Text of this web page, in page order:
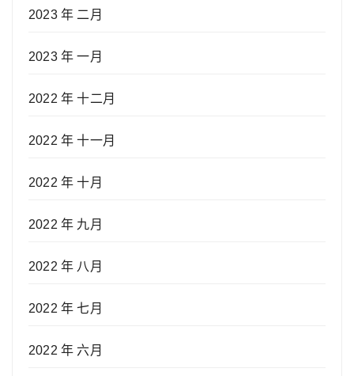
2023 年 二月
2023 年 一月
2022 年 十二月
2022 年 十一月
2022 年 十月
2022 年 九月
2022 年 八月
2022 年 七月
2022 年 六月